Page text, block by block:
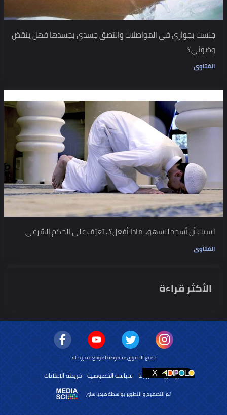
جلست بجواري في المواصلات والتصق جسدي بجسدها فهل ينقض
وضوئي؟
الفتاوى
نسيت أن أسجد للسهو.. ماذا أفعل؟.. تعرّف على الحكم الشرعي
الفتاوى
الأكثر قراءة
جميع الحقوق محفوظة لموقع عمرو خالد
من نحن اتصل بنا سياسة الخصوصية خريطة الإعلانات
تم التصميم و التطوير بواسطة ميديا ساى